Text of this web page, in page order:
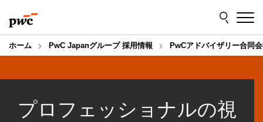
to
content
to
footer
ホーム PwC Japanグループ 採用情報 PwCアドバイザリー合同
プロフェッショナルの視